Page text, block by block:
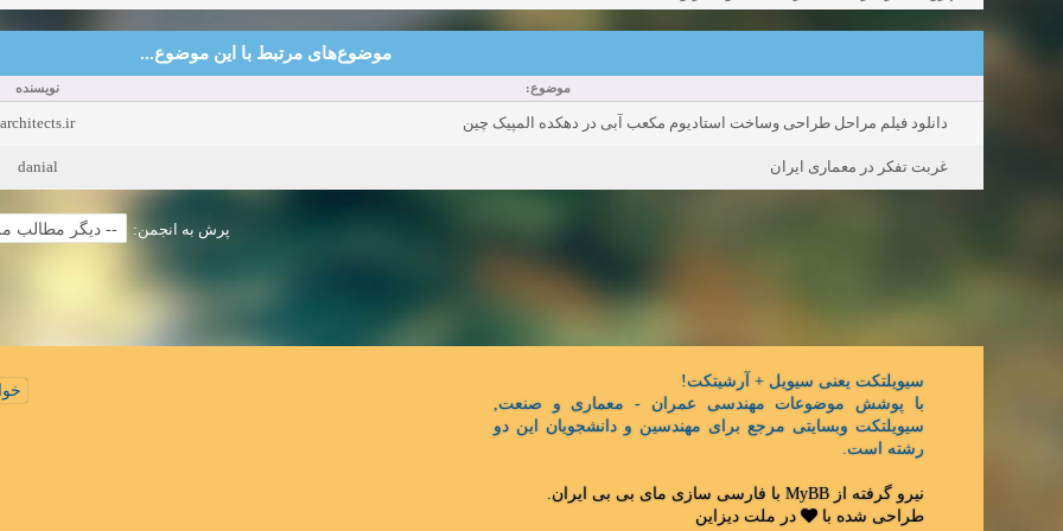
موضوع‌های مرتبط با این موضوع...
موضوع: نویسنده
دانلود فیلم مراحل طراحی وساخت استادیوم مکعب آبی در دهکده المپیک چین architects.ir
غربت تفکر در معماری ایران danial
پرش به انجمن:
سیویلتکت یعنی سیویل + آرشیتکت!
با پوشش موضوعات مهندسی عمران - معماری و صنعت,
سیویلتکت وبسایتی مرجع برای مهندسین و دانشجویان این دو
رشته است.
نیرو گرفته ازMyBB با فارسی سازی مای بی بی ایران.
طراحی شده با
در ملت دیزاین